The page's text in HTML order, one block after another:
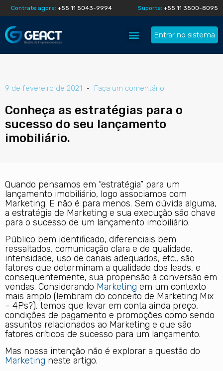
Contrate agora: +55 11 5043-9994 Suporte: +55 11 3500-8095
Entrar no sistema
9 de fevereiro de 2021 Faça um comentário
Conheça as estratégias para o
sucesso do seu lançamento
imobiliário.
Quando pensamos em “estratégia” para um
lançamento imobiliário, logo associamos com
Marketing. E não é para menos. Sem dúvida alguma,
a estratégia de Marketing e sua execução são chave
para o sucesso de um lançamento imobiliário.
Público bem identificado, diferenciais bem
ressaltados, comunicação clara e de qualidade,
intensidade, uso de canais adequados, etc., são
fatores que determinam a qualidade dos leads, e
consequentemente, sua propensão à conversão em
vendas. Considerando Marketing em um contexto
mais amplo (lembram do conceito de Marketing Mix
– 4Ps?), temos que levar em conta ainda preço,
condições de pagamento e promoções como sendo
assuntos relacionados ao Marketing e que são
fatores críticos de sucesso para um lançamento.
Mas nossa intenção não é explorar a questão do
Marketing neste artigo.